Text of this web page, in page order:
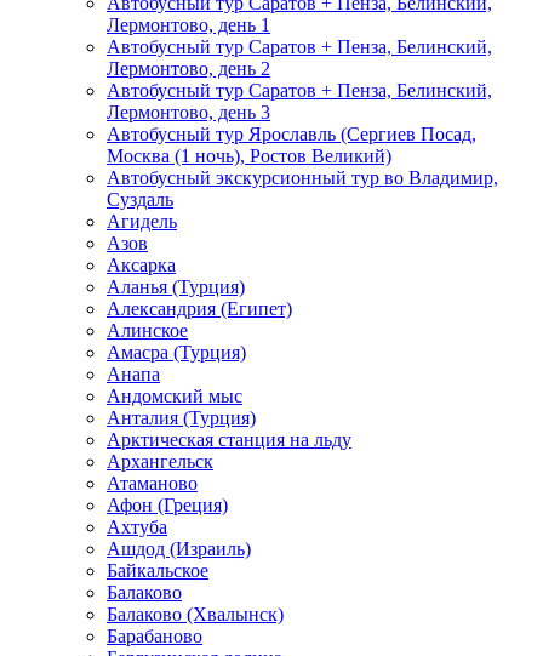
Лермонтово, день 1
Автобусный тур Саратов + Пенза, Белинский,
Лермонтово, день 2
Автобусный тур Саратов + Пенза, Белинский,
Лермонтово, день 3
Автобусный тур Ярославль (Сергиев Посад,
Москва (1 ночь), Ростов Великий)
Автобусный экскурсионный тур во Владимир,
Суздаль
Агидель
Азов
Аксарка
Аланья (Турция)
Александрия (Египет)
Алинское
Амасра (Турция)
Анапа
Андомский мыс
Анталия (Турция)
Арктическая станция на льду
Архангельск
Атаманово
Афон (Греция)
Ахтуба
Ашдод (Израиль)
Байкальское
Балаково
Балаково (Хвалынск)
Барабаново